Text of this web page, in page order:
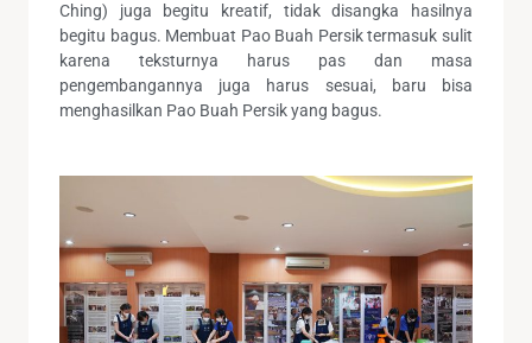
Ching) juga begitu kreatif, tidak disangka hasilnya
begitu bagus. Membuat Pao Buah Persik termasuk sulit
karena teksturnya harus pas dan masa
pengembangannya juga harus sesuai, baru bisa
menghasilkan Pao Buah Persik yang bagus.